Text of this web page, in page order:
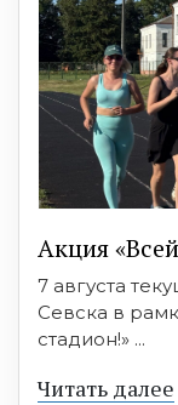
Акция
7 августа
Севска в
стадион!» ...
Читать далее